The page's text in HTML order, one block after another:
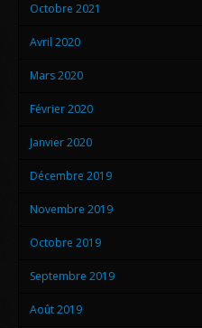
Octobre 2021
Avril 2020
Mars 2020
Février 2020
Janvier 2020
Décembre 2019
Novembre 2019
Octobre 2019
Septembre 2019
Août 2019